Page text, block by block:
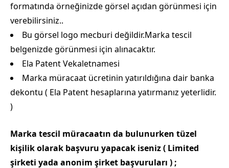
formatında örneğinizde görsel açıdan görünmesi için
verebilirsiniz..
Bu görsel logo mecburi değildir.Marka tescil
belgenizde görünmesi için alınacaktır.
Ela Patent Vekaletnamesi
Marka müracaat ücretinin yatırıldığına dair banka
dekontu ( Ela Patent hesaplarına yatırmanız yeterlidir.
)
Marka tescil müracaatın da bulunurken tüzel
kişilik olarak başvuru yapacak iseniz ( Limited
şirketi yada anonim şirket başvuruları ) ;